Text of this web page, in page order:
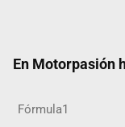
En Motorpasión
Fórmula1